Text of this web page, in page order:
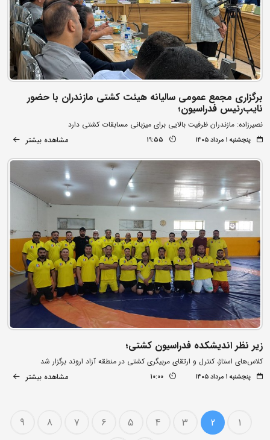
برگزاری مجمع عمومی سالیانه هیئت کشتی مازندران با حضور
نایب‌رئیس فدراسیون؛
نصیرزاده: مازندران ظرفیت بالایی برای میزبانی مسابقات کشتی دارد
پنجشنبه ۱ مرداد ۱۴۰۵ 19:55 مشاهده بیشتر
زیر نظر اندیشکده فدراسیون کشتی؛
کلاس‌های استاژ، کنترل و ارتقای مربیگری کشتی در منطقه آزاد اروند برگزار شد
پنجشنبه ۱ مرداد ۱۴۰۵ 10:00 مشاهده بیشتر
1
2
3
4
5
6
7
8
9